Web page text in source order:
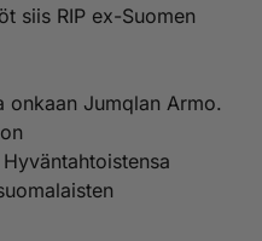
nyky järjestelmillä.
että suomen valtion
Suomeen niiden
oli selvä asia jo
pienen Suomen
ei edes oleeikä ole
siis RIP ex-Suomen
onkaan Jumqlan Armo.